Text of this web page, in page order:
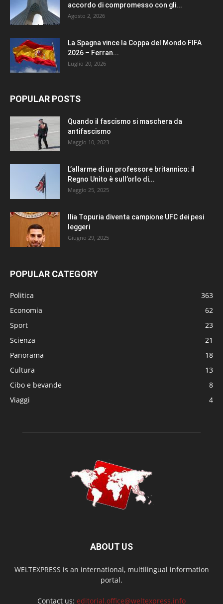
accordo di compromesso con gli...
Agosto 2, 2026
La Spagna vince la Coppa del Mondo FIFA
2026 – Ferran...
Luglio 20, 2026
POPULAR POSTS
Quando il fascismo si maschera da
antifascismo
Maggio 10, 2023
L’allarme di un professore britannico: il
Regno Unito è sull’orlo di...
Maggio 25, 2025
Ilia Topuria diventa campione UFC dei pesi
leggeri
Giugno 29, 2025
POPULAR CATEGORY
Politica
363
Economia
62
Sport
23
Scienza
21
Panorama
18
Cultura
13
Cibo e bevande
8
Viaggi
4
ABOUT US
WELTEXPRESS is an international, multilingual information
portal.
Contact us: editorial.office@weltexpress.info